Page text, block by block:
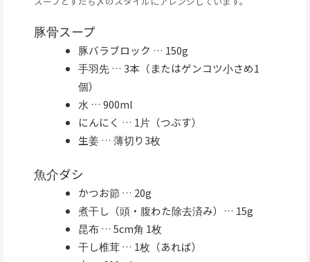
豚骨スープ
豚バラブロック … 150g
手羽先 … 3本（またはゲンコツ小さめ1
個）
水 … 900ml
にんにく … 1片（つぶす）
生姜 … 薄切り3枚
魚介ダシ
かつお節 … 20g
煮干し（頭・腹わた除去済み）… 15g
昆布 … 5cm角 1枚
干し椎茸 … 1枚（あれば）